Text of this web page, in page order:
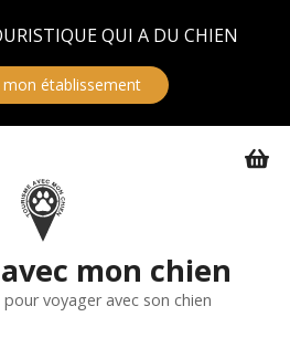
QUI A DU CHIEN
établissement
mon chien
voyager avec son chien